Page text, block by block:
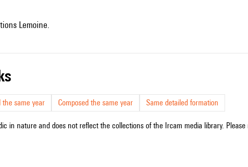
Lemoine.
the same year Composed the same year Same detailed formation
in nature and does not reflect the collections of the Ircam media library.